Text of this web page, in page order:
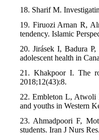
18. Sharif M.
19. Firuozi Arnan R,
tendency. Islamic
20. Jirásek I, Badura
adolescent health in
21. Khakpoor I. The
2018;12(43):8.
22. Embleton L, Atwoli
and youths in Western
23. Ahmadpoori F,
students. Iran J Nurs